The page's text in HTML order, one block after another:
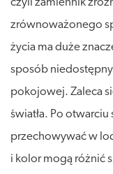
zrównoważonego
życia ma duże
sposób
pokojowej. Zaleca
światła. Po
przechowywać w
i kolor mogą różnić